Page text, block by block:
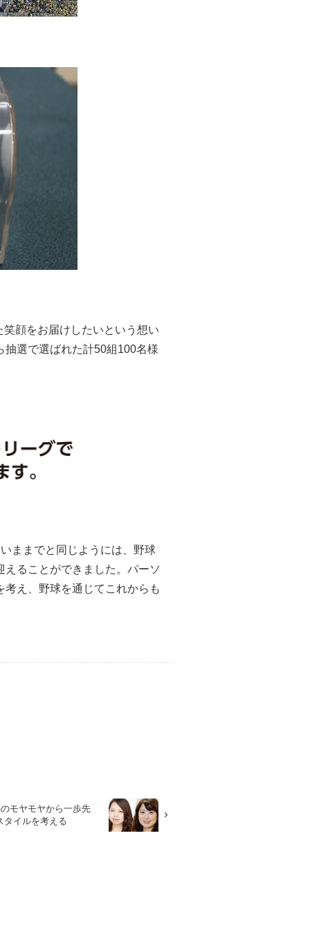
顔をお届けしたいという想い
選で選ばれた計50組100名様
ままでと同じようには、野球
ることができました。パーソ
え、野球を通じてこれからも
モヤモヤから一歩先
タイルを考える